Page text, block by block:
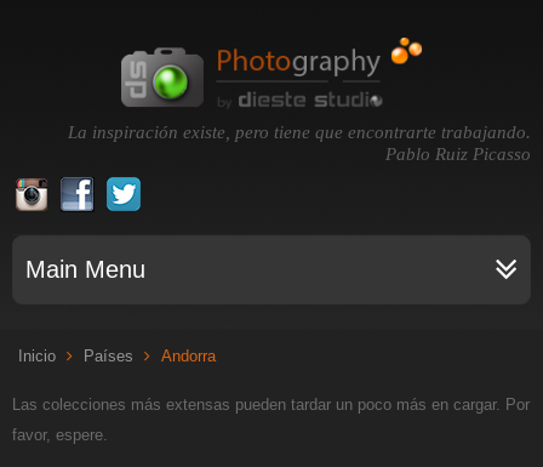
La inspiración existe, pero tiene que encontrarte trabajando.
Pablo Ruiz Picasso
Main Menu
Inicio Países Andorra
Las colecciones más extensas pueden tardar un poco más en cargar. Por
favor, espere.